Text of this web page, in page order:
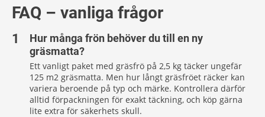
FAQ – vanliga frågor
Hur många frön behöver du till en ny
gräsmatta?
Ett vanligt paket med gräsfrö på 2,5 kg täcker ungefär
125 m2 gräsmatta. Men hur långt gräsfröet räcker kan
variera beroende på typ och märke. Kontrollera därför
alltid förpackningen för exakt täckning, och köp gärna
lite extra för säkerhets skull.